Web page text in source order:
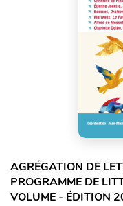
AGRÉGATION DE
PROGRAMME DE
VOLUME - ÉDITION